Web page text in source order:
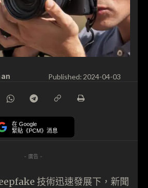
Published: 2024-04-03
在 Google
緊貼《PCM》消息
- 廣告 -
技術迅速發展下，新聞